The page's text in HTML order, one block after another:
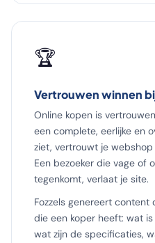
🏆
Vertrouwen winnen
Online kopen is
een complete, eerlijke en
ziet, vertrouwt je
Een bezoeker die vage of
tegenkomt, verlaat je site.
Fozzels genereert
die een koper heeft: wat
wat zijn de specificaties,